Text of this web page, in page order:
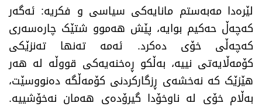
لێرەدا مەبەستم مانایەکی سیاسی و فکریە: ئەگەر
کەچەڵ حەکیم بوایە، پێش هەموو شتێک چارەسەری
کەچەڵی خۆی دەکرد. ئەمە تەنها تەنزێکی
کۆمەڵایەتی نییە، بەڵکو ڕەخنەیەکی قووڵە لە هەر
هێزێک کە نەخشەی ڕزگارکردنی کۆمەڵگە دەنووسێت،
بەڵام خۆی لە ناوخۆدا گیرۆدەی هەمان نەخۆشییە.